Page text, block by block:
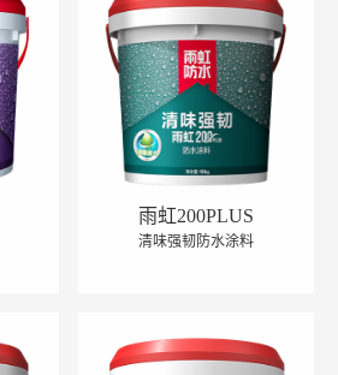
雨虹200PLUS
清味强韧防水涂料